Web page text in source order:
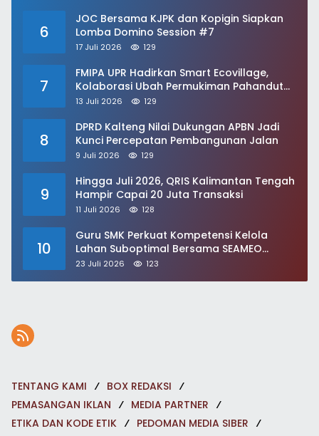
6
JOC Bersama KJPK dan Kopigin Siapkan
Lomba Domino Session #7
17 Juli 2026 129
7
FMIPA UPR Hadirkan Smart Ecovillage,
Kolaborasi Ubah Permukiman Pahandut
Berkelanjutan
13 Juli 2026 129
8
DPRD Kalteng Nilai Dukungan APBN Jadi
Kunci Percepatan Pembangunan Jalan
9 Juli 2026 129
9
Hingga Juli 2026, QRIS Kalimantan Tengah
Hampir Capai 20 Juta Transaksi
11 Juli 2026 128
10
Guru SMK Perkuat Kompetensi Kelola
Lahan Suboptimal Bersama SEAMEO
BIOTROP
23 Juli 2026 123
TENTANG KAMI
BOX REDAKSI
PEMASANGAN IKLAN
MEDIA PARTNER
ETIKA DAN KODE ETIK
PEDOMAN MEDIA SIBER